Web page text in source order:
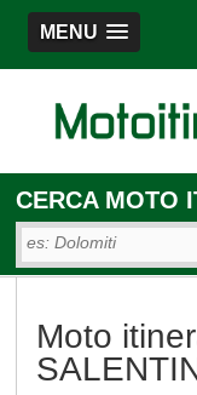
MENU
CERCA MOTO
Moto